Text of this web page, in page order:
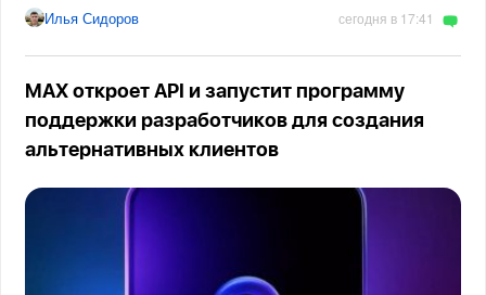
Илья Сидоров сегодня в 17:41
MAX откроет API и запустит программу
поддержки разработчиков для создания
альтернативных клиентов